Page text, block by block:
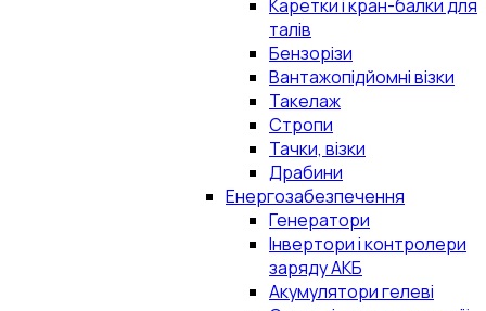
Каретки і кран-балки для
талів
Бензорізи
Вантажопідйомні візки
Такелаж
Стропи
Тачки, візки
Драбини
Енергозабезпечення
Генератори
Інвертори і контролери
заряду АКБ
Акумулятори гелеві